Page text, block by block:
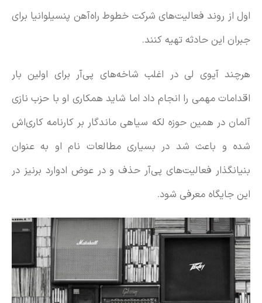
اول از روند فعالیت‌های شرکت خطوط راه‌آهن پنسیلوانیا برای
جبران این حادثه تهیه کنند.
هرچند آیوی لی در اغلب شاخه‌های پی‌آر برای اولین بار
اقدامات مهمی را انجام داد اما شاید همکاری او با حزب نازی
آلمان در همین حوزه لکه سیاهی ماندگار بر کارنامه کاری‌اش
شده و باعث شد در بسیاری مطالعات نام او به عنوان
بنیانگذار فعالیت‌های پی‌آر حذف و در عوض ادوارد برنیز در
این جایگاه معرفی شود.